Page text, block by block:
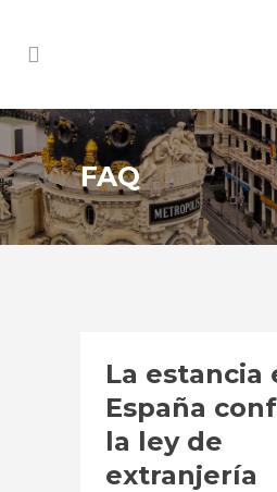
FAQ
La estancia
España
la ley de
extranjería